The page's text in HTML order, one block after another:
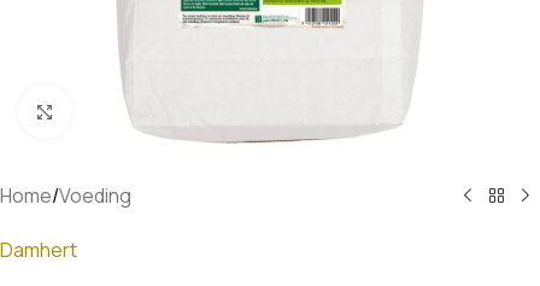
Klik om te vergroten
Home/Voeding
Damhert